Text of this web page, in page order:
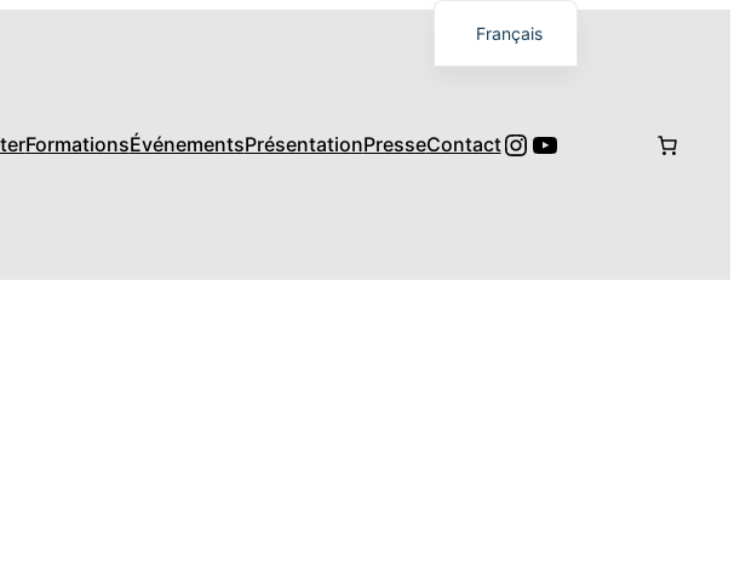
FormationsÉvénementsPrésentationPresseContactInstagram
YouTube
Français